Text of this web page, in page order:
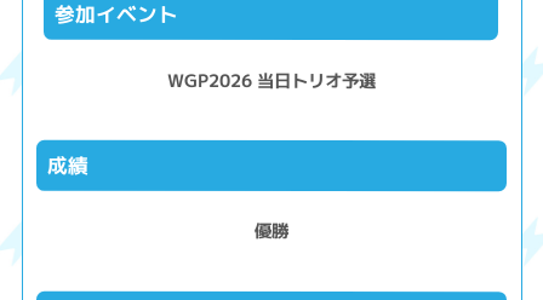
参加イベント
WGP2026 当日トリオ予選
成績
優勝